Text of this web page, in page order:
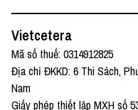
Vietcetera
Mã số thuế: 0314912825
Địa chỉ ĐKKD: 6 Thi Sách,
Nam
Giấy phép thiết lập MXH số